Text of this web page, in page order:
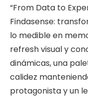
“From Data to
Findasense:
lo medible en
refresh visual y
dinámicas, una
calidez
protagonista y un